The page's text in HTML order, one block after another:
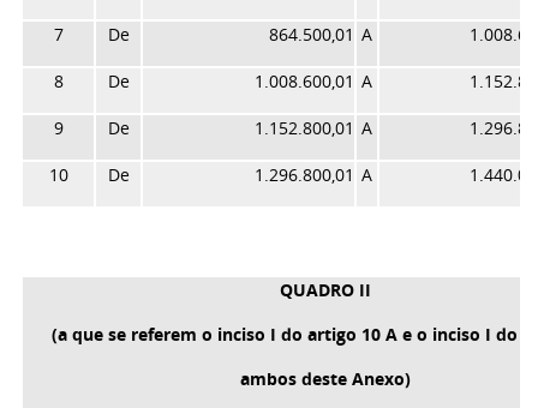
7 De 864.500,01 A
8 De 1.008.600,01 A
9 De 1.152.800,01 A
10 De 1.296.800,01 A
QUADRO II
(a que se referem o inciso I do artigo 10 A e o inciso I do
ambos deste Anexo)